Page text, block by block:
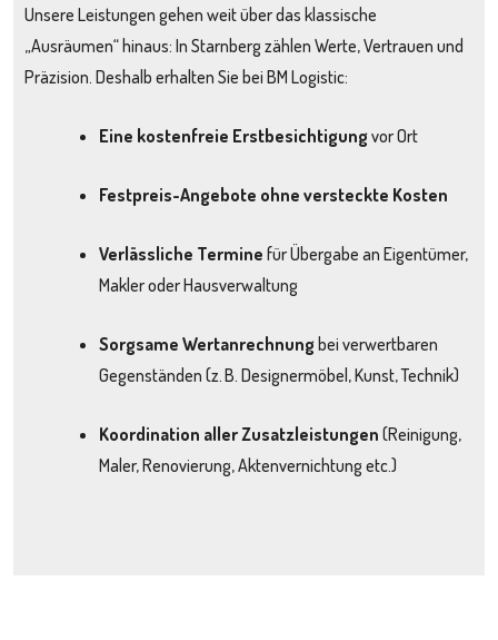
Unsere Leistungen gehen weit über das klassische
„Ausräumen“ hinaus: In Starnberg zählen Werte, Vertrauen und
Präzision. Deshalb erhalten Sie bei BM Logistic:
Eine kostenfreie Erstbesichtigungvor Ort
Festpreis-Angebote ohne versteckte Kosten
Verlässliche Termine für Übergabe an Eigentümer,
Makler oder Hausverwaltung
Sorgsame Wertanrechnung bei verwertbaren
Gegenständen (z. B. Designermöbel, Kunst, Technik)
Koordination aller Zusatzleistungen (Reinigung,
Maler, Renovierung, Aktenvernichtung etc.)